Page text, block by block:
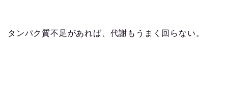
タンパク質不足があれば、代謝もうまく回らない。